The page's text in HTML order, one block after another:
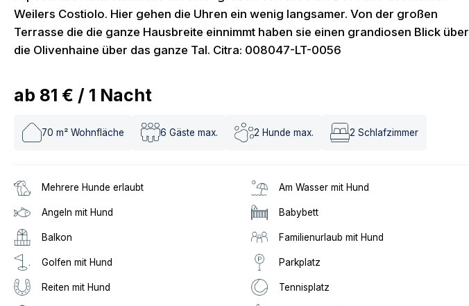
Weilers Costiolo. Hier gehen die Uhren ein wenig langsamer. Von der großen
Terrasse die die ganze Hausbreite einnimmt haben sie einen grandiosen Blick über
die Olivenhaine über das ganze Tal. Citra: 008047-LT-0056
ab 81 € / 1 Nacht
70 m² Wohnfläche 6 Gäste max. 2 Hunde max. 2 Schlafzimmer
Mehrere Hunde erlaubt Am Wasser mit Hund
Angeln mit Hund Babybett
Balkon Familienurlaub mit Hund
Golfen mit Hund Parkplatz
Reiten mit Hund Tennisplatz